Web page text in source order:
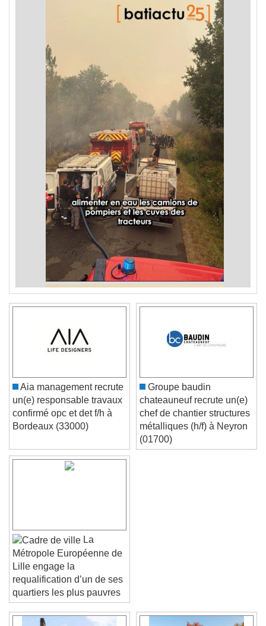
Video Player is loading.
Aia management recrute
un(e) responsable travaux
confirmé opc et det f/h à
Groupe baudin
chateauneuf recrute un(e)
chef de chantier structures
métalliques (h/f) à Neyron
(01700)
La
Métropole Européenne de
Lille engage la
requalification d’un de ses
quartiers les plus pauvres